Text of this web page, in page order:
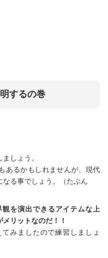
するの巻
しょう。
あるかもしれませんが、現代
る事でしょう。（たぶん
を演出できるアイテムな上
リットなのだ！！
みましたので練習しましょ